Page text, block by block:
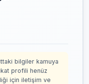
bilgiler kamuya
profili henüz
için iletişim ve